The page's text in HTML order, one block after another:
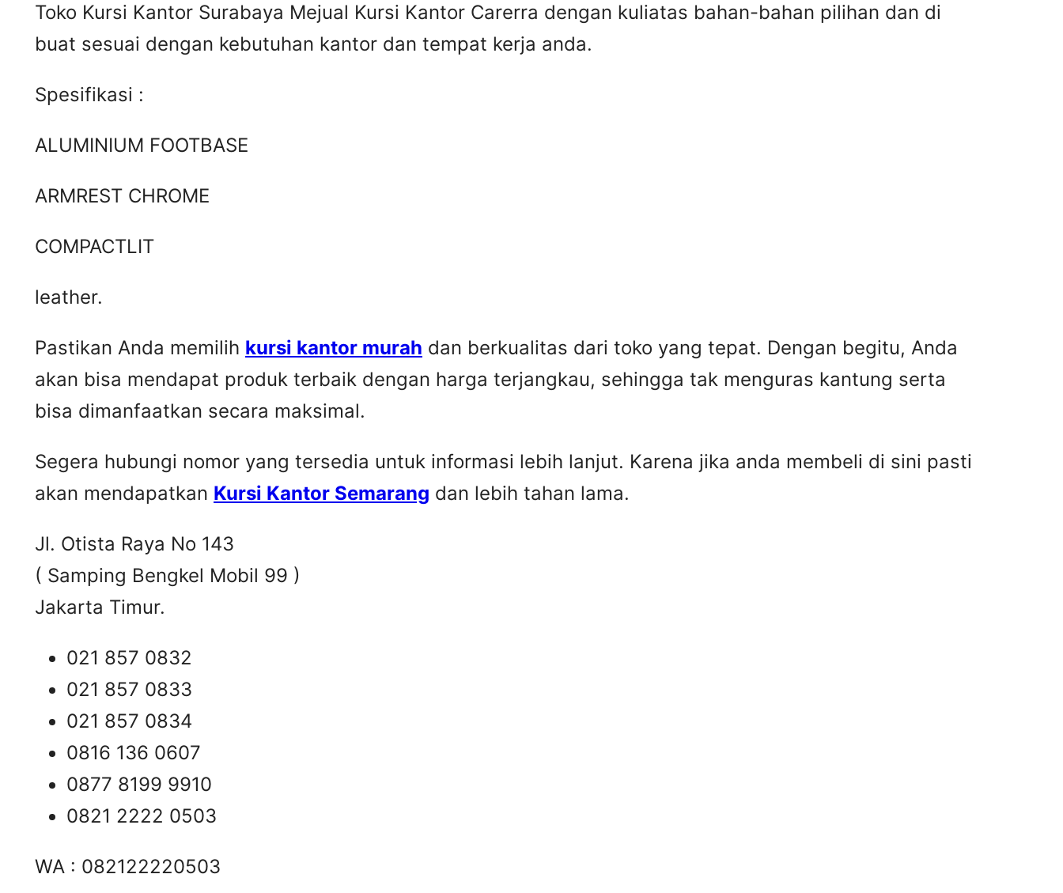
Toko Kursi Kantor Surabaya Mejual Kursi Kantor Carerra dengan kuliatas bahan-bahan pilihan dan di
buat sesuai dengan kebutuhan kantor dan tempat kerja anda.
Spesifikasi :
ALUMINIUM FOOTBASE
ARMREST CHROME
COMPACTLIT
leather.
Pastikan Anda memilih kursi kantor murah dan berkualitas dari toko yang tepat. Dengan begitu, Anda
akan bisa mendapat produk terbaik dengan harga terjangkau, sehingga tak menguras kantung serta
bisa dimanfaatkan secara maksimal.
Segera hubungi nomor yang tersedia untuk informasi lebih lanjut. Karena jika anda membeli di sini pasti
akan mendapatkan Kursi Kantor Semarang dan lebih tahan lama.
Jl. Otista Raya No 143
( Samping Bengkel Mobil 99 )
Jakarta Timur.
021 857 0832
021 857 0833
021 857 0834
0816 136 0607
0877 8199 9910
0821 2222 0503
WA : 082122220503